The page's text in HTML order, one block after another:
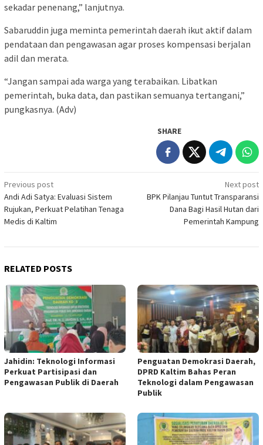
sekadar penenang,” lanjutnya.
Sabaruddin juga meminta pemerintah daerah ikut aktif dalam
pendataan dan pengawasan agar proses kompensasi berjalan
adil dan merata.
“Jangan sampai ada warga yang terabaikan. Libatkan
pemerintah, buka data, dan pastikan semuanya tertangani,”
pungkasnya. (Adv)
SHARE
Post
navigation
Previous post
Andi Adi Satya: Evaluasi Sistem
Rujukan, Perkuat Pelatihan Tenaga
Medis di Kaltim
Next post
BPK Pilanjau Tuntut Transparansi
Dana Bagi Hasil Hutan dari
Pemerintah Kampung
RELATED POSTS
Jahidin: Teknologi Informasi
Perkuat Partisipasi dan
Pengawasan Publik di Daerah
Penguatan Demokrasi Daerah,
DPRD Kaltim Bahas Peran
Teknologi dalam Pengawasan
Publik